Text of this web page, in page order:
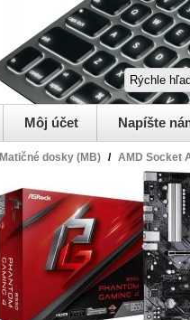
Môj účet Napíšte
Matičné dosky (MB) / AMD Socket